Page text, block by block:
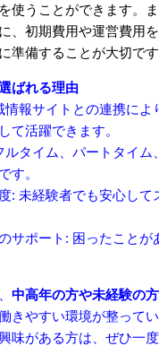
使うことができます。
、初期費用や運営費用
準備することが大切です
ばれる理由
情報サイトとの連携によ
て活躍できます。
ルタイム、パートタイム
す。
: 未経験者でも安心して
サポート: 困ったことが
中高年の方や未経験の
きやすい環境が整って
味がある方は、ぜひ一